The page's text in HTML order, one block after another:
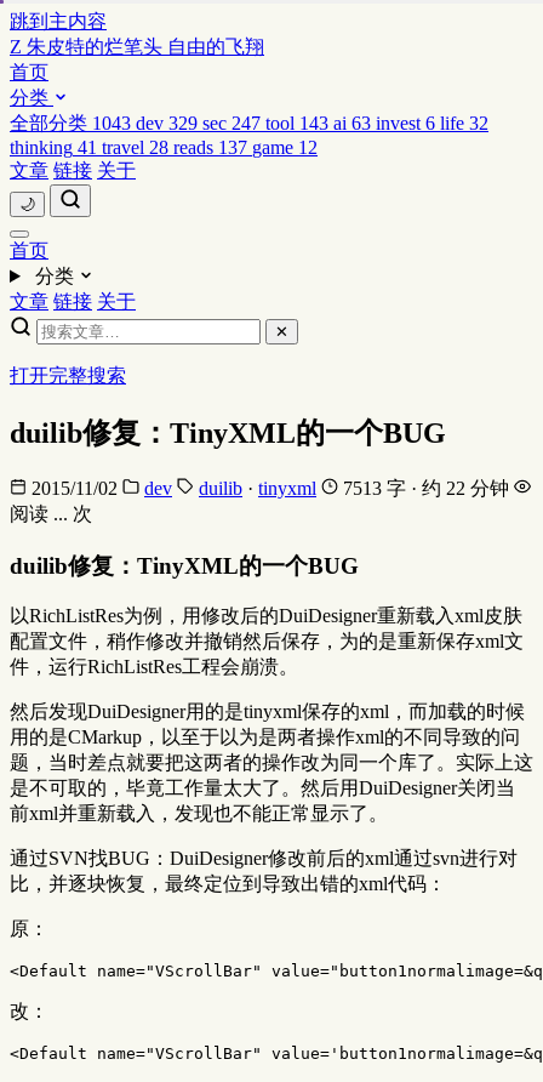
跳到主内容
Z 朱皮特的烂笔头 自由的飞翔
首页
分类
全部分类 1043 dev 329 sec 247 tool 143 ai 63 invest 6 life 32
thinking 41 travel 28 reads 137 game 12
文章 链接 关于
🌙
首页
分类
文章 链接 关于
✕
打开完整搜索
duilib修复：TinyXML的一个BUG
2015/11/02 dev duilib · tinyxml
7513 字 · 约 22 分钟
阅读 ... 次
duilib修复：TinyXML的一个BUG
以RichListRes为例，用修改后的DuiDesigner重新载入xml皮肤
配置文件，稍作修改并撤销然后保存，为的是重新保存xml文
件，运行RichListRes工程会崩溃。
然后发现DuiDesigner用的是tinyxml保存的xml，而加载的时候
用的是CMarkup，以至于以为是两者操作xml的不同导致的问
题，当时差点就要把这两者的操作改为同一个库了。实际上这
是不可取的，毕竟工作量太大了。然后用DuiDesigner关闭当
前xml并重新载入，发现也不能正常显示了。
通过SVN找BUG：DuiDesigner修改前后的xml通过svn进行对
比，并逐块恢复，最终定位到导致出错的xml代码：
原：
<Default name="VScrollBar" value=
改：
<Default name="VScrollBar" value=